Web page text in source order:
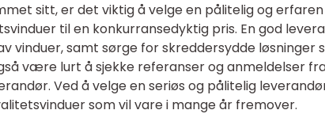
sitt, er det viktig å velge en pålitelig og erfaren
til en konkurransedyktig pris. En god
vinduer, samt sørge for skreddersydde løsninger
være lurt å sjekke referanser og anmeldelser
Ved å velge en seriøs og pålitelig
som vil vare i mange år fremover.